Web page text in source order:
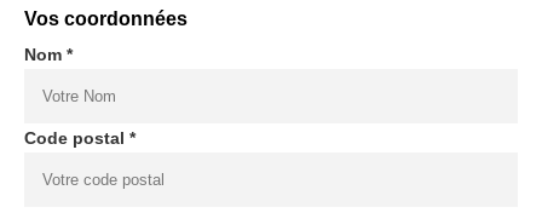
Vos coordonnées
Nom *
Code postal *